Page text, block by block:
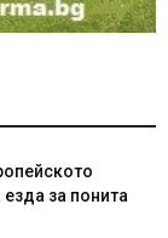
за понита